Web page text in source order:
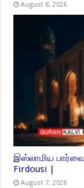
August 8, 2026
இஸ்லாமிய
Firdousi |
August 7, 2026